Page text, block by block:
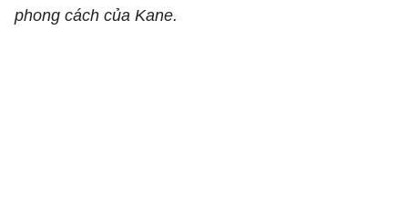
phong cách của Kane.